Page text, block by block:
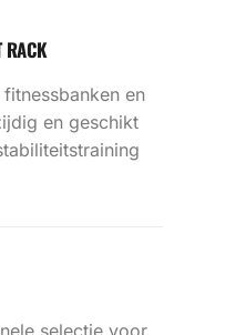
en
en geschikt
selectie voor